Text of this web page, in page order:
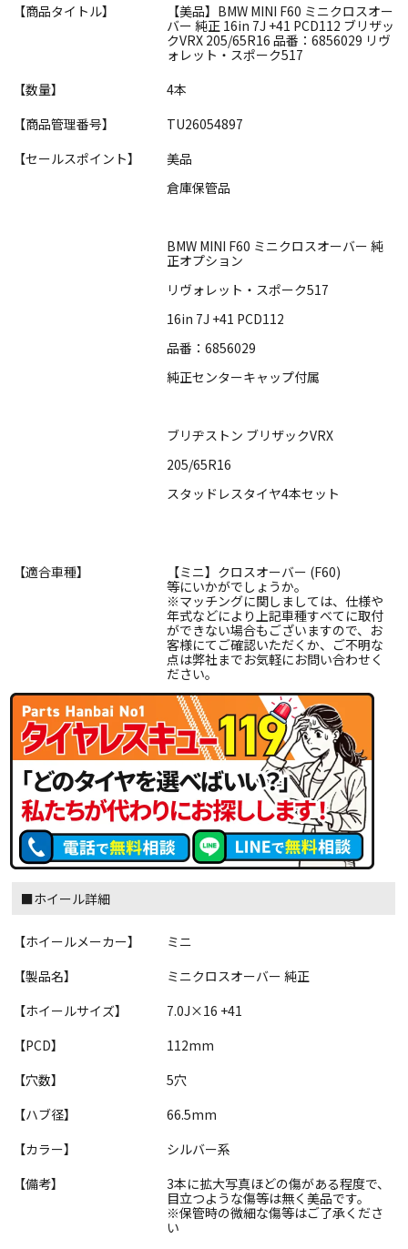
【商品タイトル】
【美品】BMW MINI F60 ミニクロスオー
バー 純正 16in 7J +41 PCD112 ブリザッ
クVRX 205/65R16 品番：6856029 リヴ
ォレット・スポーク517
【数量】
4本
【商品管理番号】
TU26054897
【セールスポイント】
美品
倉庫保管品
BMW MINI F60 ミニクロスオーバー 純
正オプション
リヴォレット・スポーク517
16in 7J +41 PCD112
品番：6856029
純正センターキャップ付属
ブリヂストン ブリザックVRX
205/65R16
スタッドレスタイヤ4本セット
【適合車種】
【ミニ】クロスオーバー (F60)
等にいかがでしょうか。
※マッチングに関しましては、仕様や
年式などにより上記車種すべてに取付
ができない場合もございますので、お
客様にてご確認いただくか、ご不明な
点は弊社までお気軽にお問い合わせく
ださい。
■ホイール詳細
【ホイールメーカー】
ミニ
【製品名】
ミニクロスオーバー 純正
【ホイールサイズ】
7.0J×16 +41
【PCD】
112mm
【穴数】
5穴
【ハブ径】
66.5mm
【カラー】
シルバー系
【備考】
3本に拡大写真ほどの傷がある程度で、
目立つような傷等は無く美品です。
※保管時の微細な傷等はご了承くださ
い